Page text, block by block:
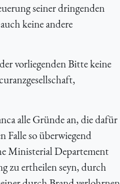
seiner dringenden
keine andere
vorliegenden Bitte keine
alle Gründe an, die dafür
Falle so überwiegend
Ministerial Departement
zu ertheilen seyn, durch